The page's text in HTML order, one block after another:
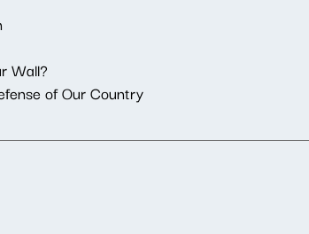
Wall?
of Our Country